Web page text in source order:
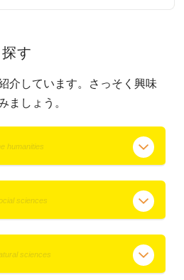
す
介しています。さっそく興味
ましょう。
humanities
sciences
sciences